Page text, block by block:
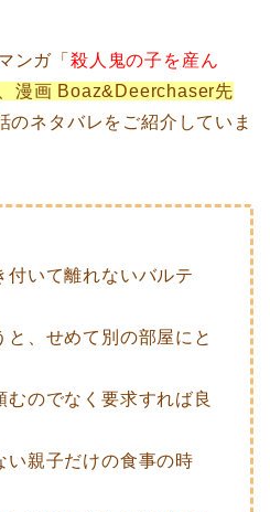
ンガ「 殺人鬼の子を産ん
漫画 Boaz&Deerchaser先
のネタバレをご紹介していま
付いて離れないバルテ
と、せめて別の部屋にと
のでなく要求すれば良
い親子だけの食事の時